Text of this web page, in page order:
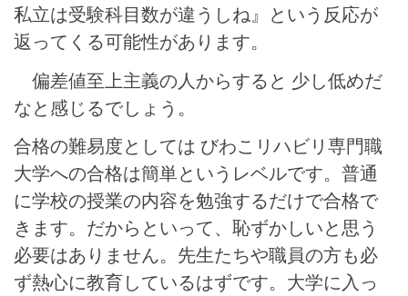
私立は受験科目数が違うしね』という反応が
返ってくる可能性があります。
偏差値至上主義の人からすると 少し低めだ
なと感じるでしょう。
合格の難易度としては びわこリハビリ専門職
大学への合格は簡単というレベルです。普通
に学校の授業の内容を勉強するだけで合格で
きます。だからといって、恥ずかしいと思う
必要はありません。先生たちや職員の方も必
ず熱心に教育しているはずです。大学に入っ